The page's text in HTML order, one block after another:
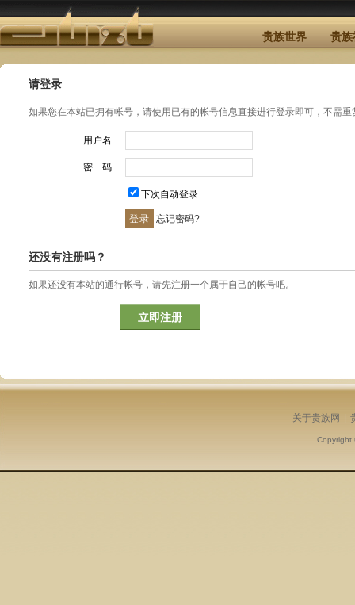
贵族世界 贵族
请登录
如果您在本站已拥有帐号，请使用已有的帐号信息直接进行登录即可，不需重
用户名
密 码
下次自动登录
忘记密码?
还没有注册吗？
如果还没有本站的通行帐号，请先注册一个属于自己的帐号吧。
立即注册
关于贵族网